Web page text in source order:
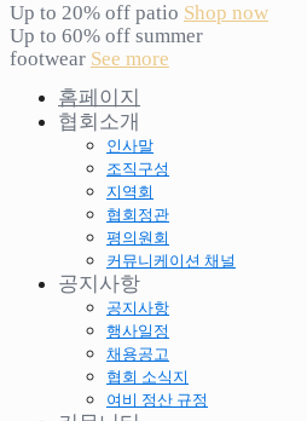
Up to 20% off patio Shop now
Up to 60% off summer
footwear See more
홈페이지
협회소개
인사말
조직구성
지역회
협회정관
평의원회
커뮤니케이션 채널
공지사항
공지사항
행사일정
채용공고
협회 소식지
여비 정산 규정